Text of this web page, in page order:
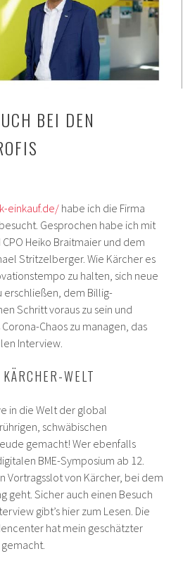
BEI DEN
einkauf.de/ habe ich die Firma
Gesprochen habe ich mit
Heiko Braitmaier und dem
Stritzelberger. Wie Kärcher es
zu halten, sich neue
erschließen, dem Billig-
Schritt voraus zu sein und
Chaos zu managen, das
Interview.
WELT
in die Welt der global
schwäbischen
gemacht! Wer ebenfalls
BME-Symposium ab 12.
Vortragsslot von Kärcher, bei dem
geht. Sicher auch einen Besuch
gibt’s hier zum Lesen. Die
hat mein geschätzter
gemacht.